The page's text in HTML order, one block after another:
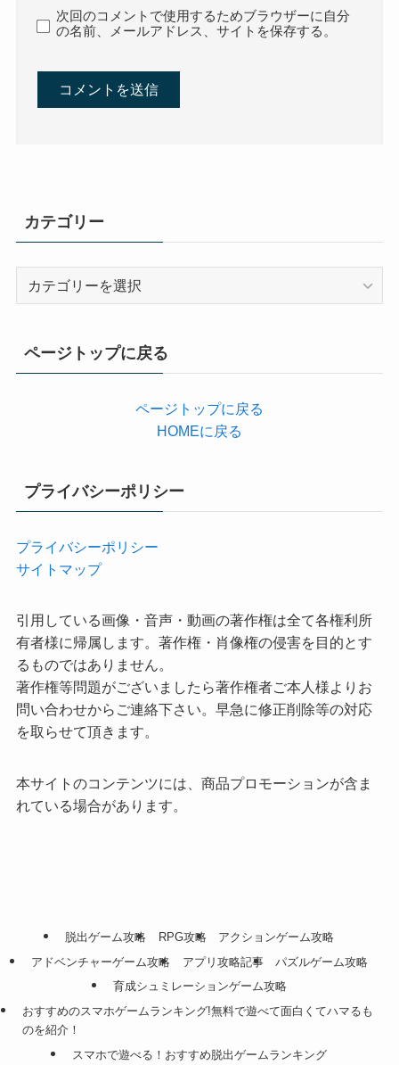
次回のコメントで使用するためブラウザーに自分
の名前、メールアドレス、サイトを保存する。
カテゴリー
ページトップに戻る
ページトップに戻る
HOMEに戻る
プライバシーポリシー
プライバシーポリシー
サイトマップ
引用している画像・音声・動画の著作権は全て各権利所
有者様に帰属します。著作権・肖像権の侵害を目的とす
るものではありません。
著作権等問題がございましたら著作権者ご本人様よりお
問い合わせからご連絡下さい。早急に修正削除等の対応
を取らせて頂きます。
本サイトのコンテンツには、商品プロモーションが含ま
れている場合があります。
脱出ゲーム攻略 RPG攻略
アクションゲーム攻略
アドベンチャーゲーム攻略
アプリ攻略記事
パズルゲーム攻略
育成シュミレーションゲーム攻略
おすすめのスマホゲームランキング!無料で遊べて面白くてハマるも
のを紹介！
スマホで遊べる！おすすめ脱出ゲームランキング